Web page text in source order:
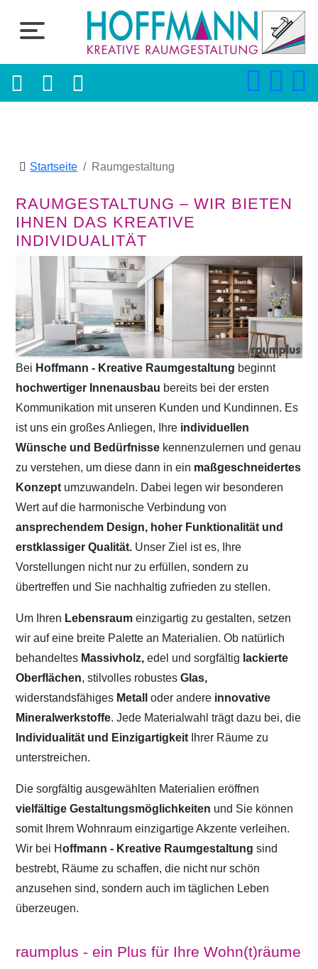
Startseite Raumgestaltung
RAUMGESTALTUNG – WIR BIETEN
IHNEN DAS KREATIVE
INDIVIDUALITÄT
Bei Hoffmann - Kreative Raumgestaltung beginnt
hochwertiger Innenausbau bereits bei der ersten
Kommunikation mit unseren Kunden und Kundinnen. Es
ist uns ein großes Anliegen, Ihre individuellen
Wünsche und Bedürfnisse kennenzulernen und genau
zu verstehen, um diese dann in ein maßgeschneidertes
Konzept umzuwandeln. Dabei legen wir besonderen
Wert auf die harmonische Verbindung von
ansprechendem Design, hoher Funktionalität und
erstklassiger Qualität. Unser Ziel ist es, Ihre
Vorstellungen nicht nur zu erfüllen, sondern zu
übertreffen und Sie nachhaltig zufrieden zu stellen.
Um Ihren Lebensraumeinzigartig zu gestalten, setzen
wir auf eine breite Palette an Materialien. Ob natürlich
behandeltes Massivholz, edel und sorgfältig lackierte
Oberflächen, stilvolles robustesGlas,
widerstandsfähiges Metalloder andere innovative
Mineralwerkstoffe. Jede Materialwahl trägt dazu bei, die
Individualität und Einzigartigkeit Ihrer Räume zu
unterstreichen.
Die sorgfältig ausgewählten Materialien eröffnen
vielfältige Gestaltungsmöglichkeiten und Sie können
somit Ihrem Wohnraum einzigartige Akzente verleihen.
Wir bei Hoffmann - Kreative Raumgestaltung sind
bestrebt, Räume zu schaffen, die nicht nur schön
anzusehen sind, sondern auch im täglichen Leben
überzeugen.
raumplus - ein Plus für Ihre Wohn(t)räume